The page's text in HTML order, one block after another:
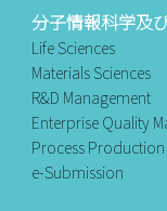
分子情報科学及
Life Sciences
Materials Sciences
R&D Management
Enterprise Quality
Process
e-Submission